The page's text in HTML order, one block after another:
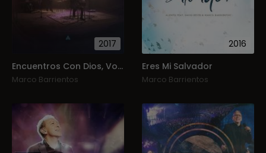
2017
Encuentros Con Dios, Vol. 1 (En Vivo)
Marco Barrientos
2016
Eres Mi Salvador
Marco Barrientos